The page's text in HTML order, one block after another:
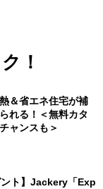
！
＆省エネ住宅が補
れる！＜無料カタ
ャンスも＞
ント】Jackery「Exp